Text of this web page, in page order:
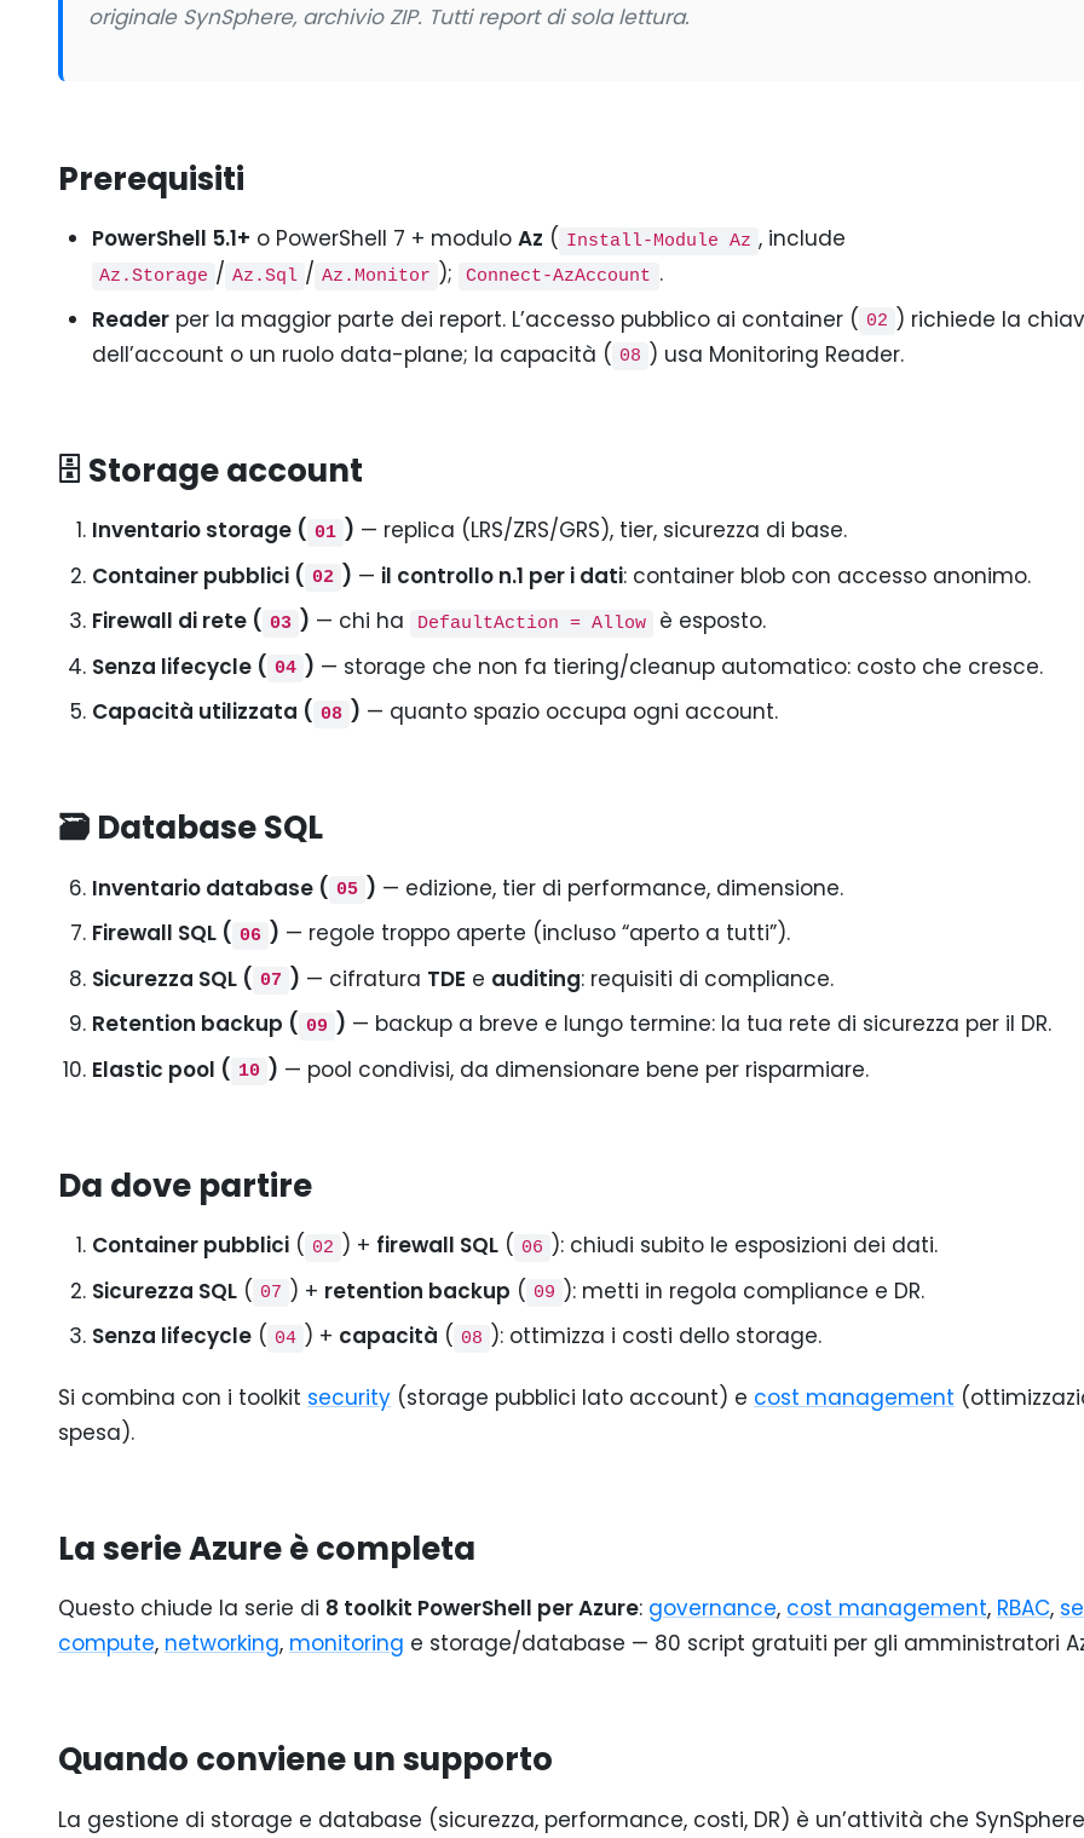
originale SynSphere, archivio ZIP. Tutti report di sola lettura.
Prerequisiti
PowerShell 5.1+ o PowerShell 7 + modulo Az ( Install-Module Az , include
Az.Storage / Az.Sql / Az.Monitor ); Connect-AzAccount .
Readerper la maggior parte dei report. L’accesso pubblico ai container ( 02 ) richiede la
dell’account o un ruolo data-plane; la capacità ( 08 ) usa Monitoring Reader.
🗄️ Storage account
Inventario storage ( 01 ) — replica (LRS/ZRS/GRS), tier, sicurezza di base.
Container pubblici ( 02 ) — il controllo n.1 per i dati: container blob con accesso anonimo.
Firewall di rete ( 03 ) — chi ha DefaultAction = Allow
è esposto.
Senza lifecycle ( 04 ) — storage che non fa tiering/cleanup automatico: costo che cresce.
Capacità utilizzata ( 08 ) — quanto spazio occupa ogni account.
🗃️ Database SQL
Inventario database ( 05 ) — edizione, tier di performance, dimensione.
Firewall SQL ( 06 ) — regole troppo aperte (incluso “aperto a tutti”).
Sicurezza SQL ( 07 ) — cifratura TDE e auditing: requisiti di compliance.
Retention backup ( 09 ) — backup a breve e lungo termine: la tua rete di sicurezza per il DR.
Elastic pool ( 10 ) — pool condivisi, da dimensionare bene per risparmiare.
Da dove partire
Container pubblici( 02 ) + firewall SQL( 06 ): chiudi subito le esposizioni dei dati.
Sicurezza SQL( 07 ) + retention backup ( 09 ): metti in regola compliance e DR.
Senza lifecycle( 04 ) + capacità ( 08 ): ottimizza i costi dello storage.
Si combina con i toolkit security (storage pubblici lato account) e cost management
spesa).
La serie Azure è completa
Questo chiude la serie di 8 toolkit PowerShell per Azure: governance, cost management, RBAC,
compute, networking, monitoring e storage/database — 80 script gratuiti per gli amministratori
Quando conviene un supporto
La gestione di storage e database (sicurezza, performance, costi, DR) è un’attività che